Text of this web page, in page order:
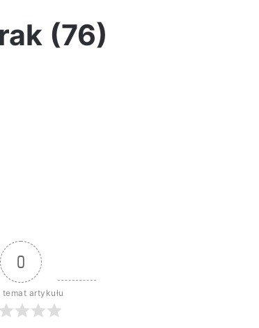
(76)
0
temat artykułu